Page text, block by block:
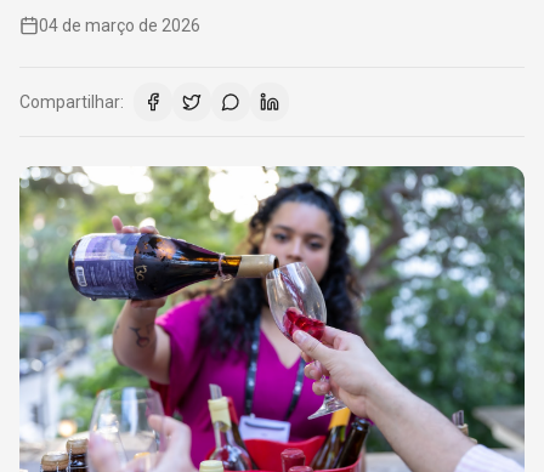
04 de março de 2026
Compartilhar: